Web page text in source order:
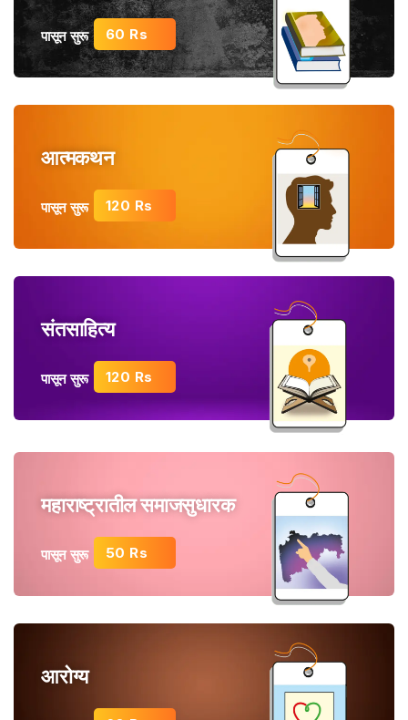
पासून सुरू 60 Rs
आत्मकथन
पासून सुरू 120 Rs
संतसाहित्य
पासून सुरू 120 Rs
महाराष्ट्रातील समाजसुधारक
पासून सुरू 50 Rs
आरोग्य